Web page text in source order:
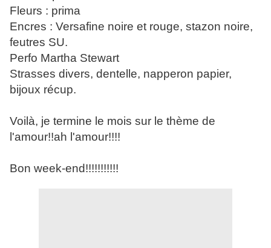
Fleurs : prima
Encres : Versafine noire et rouge, stazon noire,
feutres SU.
Perfo Martha Stewart
Strasses divers, dentelle, napperon papier,
bijoux récup.
Voilà, je termine le mois sur le thème de
l'amour!!ah l'amour!!!!
Bon week-end!!!!!!!!!!!